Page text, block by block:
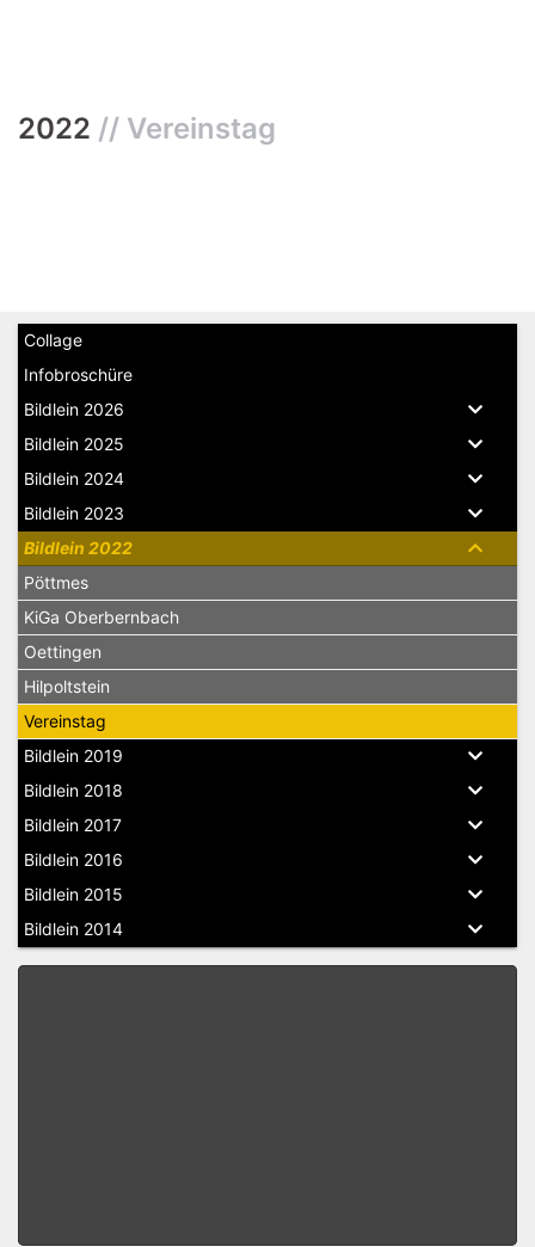
2022 // Vereinstag
Collage
Infobroschüre
Bildlein 2026
Bildlein 2025
Bildlein 2024
Bildlein 2023
Bildlein 2022
Pöttmes
KiGa Oberbernbach
Oettingen
Hilpoltstein
Vereinstag
Bildlein 2019
Bildlein 2018
Bildlein 2017
Bildlein 2016
Bildlein 2015
Bildlein 2014